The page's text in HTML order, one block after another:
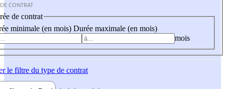
CONTRAT
de contrat
minimale (en mois) Durée maximale (en mois)
mois
le filtre du type de contrat